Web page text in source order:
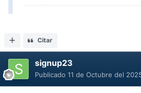
Citar
signup23
Publicado 11 de Octubre del